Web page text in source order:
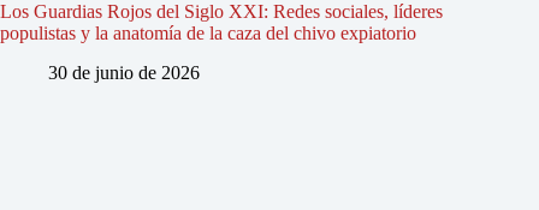
Los Guardias Rojos del Siglo XXI: Redes sociales, líderes
populistas y la anatomía de la caza del chivo expiatorio
30 de junio de 2026